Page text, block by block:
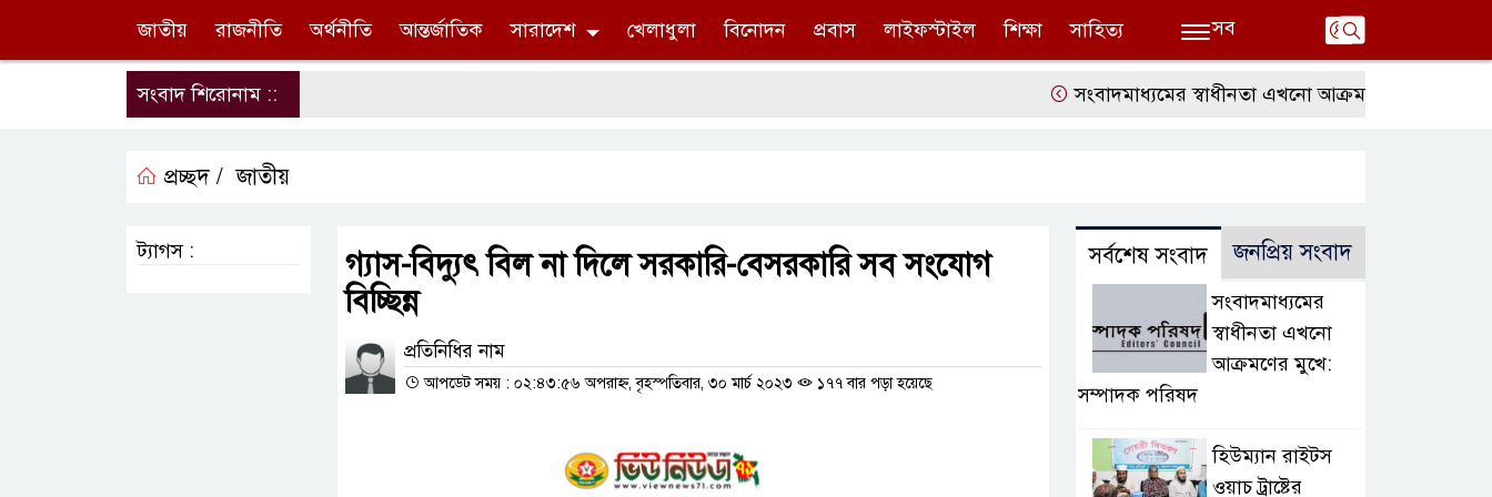
জাতীয় রাজনীতি অর্থনীতি আন্তর্জাতিক সারাদেশ খেলাধুলা বিনোদন প্রবাস লাইফস্টাইল শিক্ষা সাহিত্য সব
সংবাদ শিরোনাম :: সংবাদমাধ্যমের স্বাধীনতা এখনো আক্রমণের মুখে: সম্পাদক
প্রচ্ছদ / জাতীয়
গ্যাস-বিদ্যুৎ বিল না দিলে সরকারি-বেসরকারি সব সংযোগ
বিচ্ছিন্ন
প্রতিনিধির নাম
আপডেট সময় : ০২:৪৩:৫৬ অপরাহ্ন, বৃহস্পতিবার, ৩০ মার্চ ২০২৩ ১৭৭ বার পড়া হয়েছে
ট্যাগস : সর্বশেষ সংবাদ জনপ্রিয় সংবাদ
সংবাদমাধ্যমের
স্বাধীনতা এখনো
আক্রমণের মুখে:
সম্পাদক পরিষদ
হিউম্যান রাইটস
ওয়াচ ট্রাষ্টের